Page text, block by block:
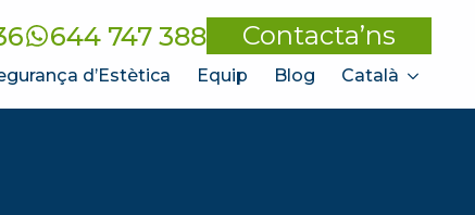
644 747 388 Contacta’ns
d’Estètica Equip Blog Català